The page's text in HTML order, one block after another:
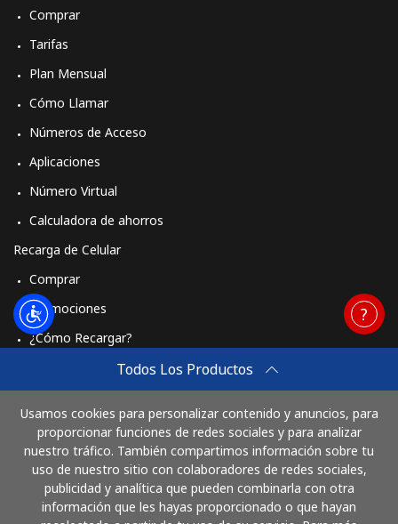
Todos Los Productos
Usamos cookies para personalizar contenido y anuncios, para
proporcionar funciones de redes sociales y para analizar
nuestro tráfico. También compartimos información sobre tu
uso de nuestro sitio con colaboradores de redes sociales,
publicidad y analítica que pueden combinarla con otra
información que les hayas proporcionado o que hayan
Comprar
Tarifas
Plan Mensual
Cómo Llamar
Números de Acceso
Aplicaciones
Número Virtual
Calculadora de ahorros
Recarga de Celular
Comprar
Promociones
¿Cómo Recargar?
Comprar
Cómo funciona
Paga con